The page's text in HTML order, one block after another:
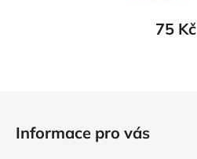
75 Kč
Informace pro vás